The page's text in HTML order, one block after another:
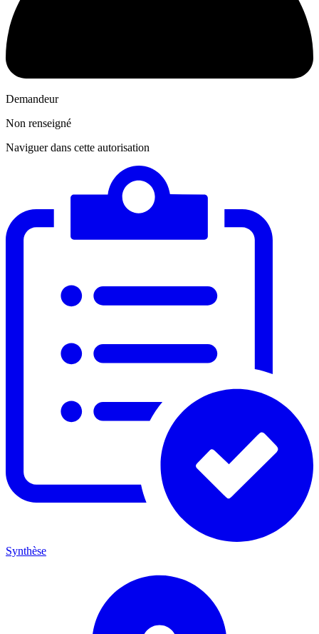
Demandeur
Non renseigné
Naviguer dans cette autorisation
Synthèse